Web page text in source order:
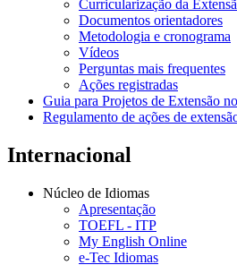
Curricularização da
Documentos orientadores
Metodologia e cronograma
Vídeos
Perguntas mais frequentes
Ações registradas
Guia para Projetos de Extensão
Regulamento de ações de
Internacional
Núcleo de Idiomas
Apresentação
TOEFL - ITP
My English Online
e-Tec Idiomas